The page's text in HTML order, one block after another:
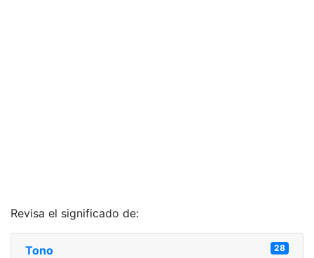
Revisa el significado de:
Tono 28